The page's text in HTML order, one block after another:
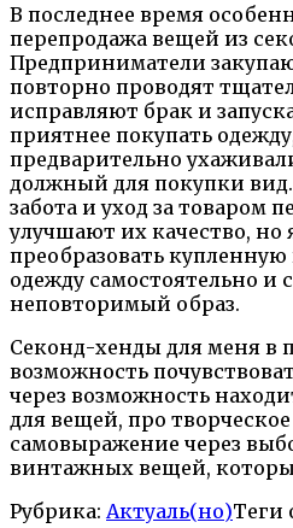
В последнее время
перепродажа вещей из
Предприниматели
повторно проводят
исправляют брак и
приятнее покупать
предварительно
должный для покупки
забота и уход за товаром
улучшают их качество,
преобразовать
одежду самостоятельно и
неповторимый образ.
Секонд-хенды для меня в
возможность
через возможность
для вещей, про
самовыражение через
винтажных вещей,
Рубрика: Актуаль(но)Теги